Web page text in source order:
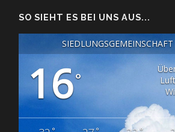
SO SIEHT ES BEI UNS AUS...
SIEDLUNGSGEMEINSCHAFT
16°
° ° °